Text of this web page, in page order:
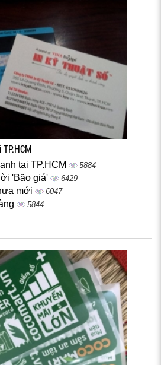
tại TP.HCM 5884
'Bão giá' 6429
mới 6047
5844